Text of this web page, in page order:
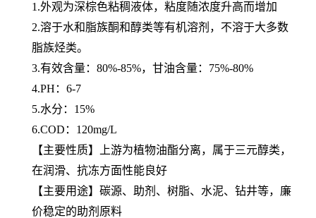
1.外观为深棕色粘稠液体，粘度随浓度升高而增加
2.溶于水和脂族酮和醇类等有机溶剂，不溶于大多数
脂族烃类。
3.有效含量：80%-85%，甘油含量：75%-80%
4.PH：6-7
5.水分：15%
6.COD：120mg/L
【主要性质】上游为植物油酯分离，属于三元醇类，
在润滑、抗冻方面性能良好
【主要用途】碳源、助剂、树脂、水泥、钻井等，廉
价稳定的助剂原料